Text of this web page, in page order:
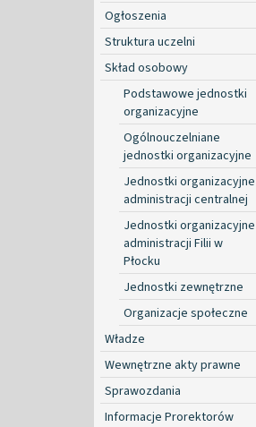
Ogłoszenia
Struktura uczelni
Skład osobowy
Podstawowe jednostki
organizacyjne
Ogólnouczelniane
jednostki organizacyjne
Jednostki organizacyjne
administracji centralnej
Jednostki organizacyjne
administracji Filii w
Płocku
Jednostki zewnętrzne
Organizacje społeczne
Władze
Wewnętrzne akty prawne
Sprawozdania
Informacje Prorektorów